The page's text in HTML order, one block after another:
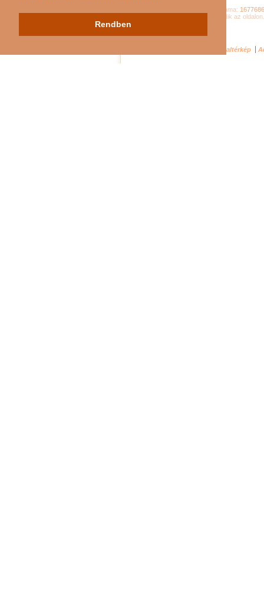
Rendben
Összes látogató száma: 1677686
látogató tartózkodik az oldalon.
Oldaltérkép